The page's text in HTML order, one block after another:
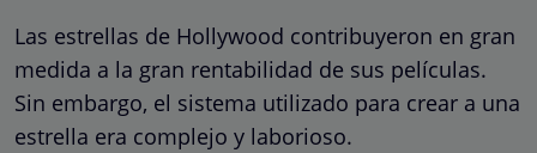
Las estrellas de Hollywood contribuyeron en gran
medida a la gran rentabilidad de sus películas.
Sin embargo, el sistema utilizado para crear a una
estrella era complejo y laborioso.